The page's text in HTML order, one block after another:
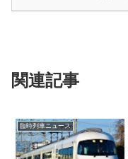
関連記事
臨時列車ニュース